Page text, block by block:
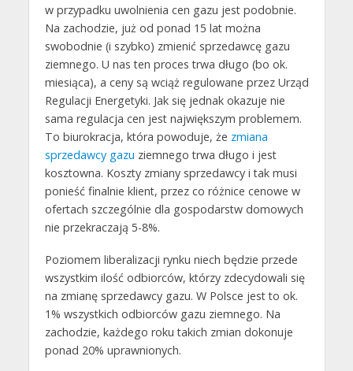
w przypadku uwolnienia cen gazu jest podobnie.
Na zachodzie, już od ponad 15 lat można
swobodnie (i szybko) zmienić sprzedawcę gazu
ziemnego. U nas ten proces trwa długo (bo ok.
miesiąca), a ceny są wciąż regulowane przez Urząd
Regulacji Energetyki. Jak się jednak okazuje nie
sama regulacja cen jest największym problemem.
To biurokracja, która powoduje, że zmiana
sprzedawcy gazu ziemnego trwa długo i jest
kosztowna. Koszty zmiany sprzedawcy i tak musi
ponieść finalnie klient, przez co różnice cenowe w
ofertach szczególnie dla gospodarstw domowych
nie przekraczają 5-8%.
Poziomem liberalizacji rynku niech będzie przede
wszystkim ilość odbiorców, którzy zdecydowali się
na zmianę sprzedawcy gazu. W Polsce jest to ok.
1% wszystkich odbiorców gazu ziemnego. Na
zachodzie, każdego roku takich zmian dokonuje
ponad 20% uprawnionych.